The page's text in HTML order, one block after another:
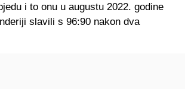
i to onu u augustu 2022. godine
slavili s 96:90 nakon dva